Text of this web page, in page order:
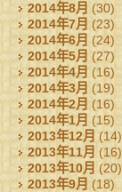
2014年8月 (30)
2014年7月 (23)
2014年6月 (24)
2014年5月 (27)
2014年4月(16)
2014年3月 (19)
2014年2月 (16)
2014年1月 (15)
2013年12月 (14)
2013年11月 (16)
2013年10月 (20)
2013年9月 (18)